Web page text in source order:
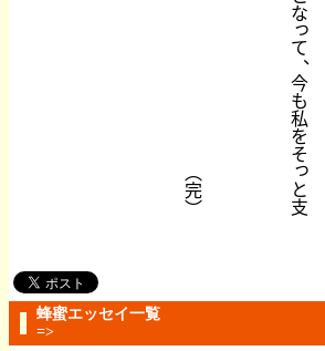
な
っ
て、
今
も
私
を
そ
っ
と
支
︵
完
︶
蜂蜜エッセイ一覧
=>